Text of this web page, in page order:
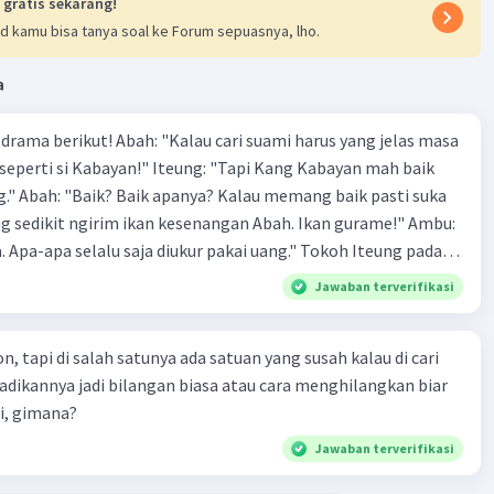
kamu bisa tanya soal ke Forum sepuasnya, lho.
cari suami harus yang jelas masa
Iteung: "Tapi Kang Kabayan mah baik
suka
ngirim ikan kesenangan Abah. Ikan gurame!" Ambu:
selalu saja diukur pakai uang." Tokoh Iteung pada
akan lebih menarik jika menggunakan kostum a. celana
rambut panjang dibiarkan terurai b. celana panjang
kepang dua 2.Jo :
(keluar dari mobil) Yuda: (tampak terkejut dan
(1) Bapak: "Sudahlah
maaf kok, lagi pula ayah buru- buru nanti terlambat ke
Jawaban terverifikasi
tapi di salah satunya ada satuan yang susah kalau di cari
jadi bilangan biasa atau cara menghilangkan biar
gimana?
Jawaban terverifikasi